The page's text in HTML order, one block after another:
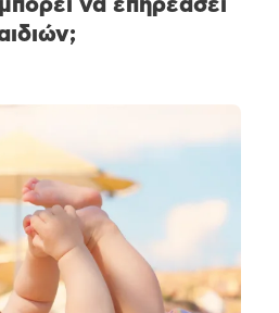
να επηρεάσει